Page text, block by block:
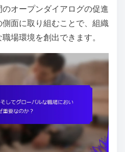
オープンダイアログの促進
面に取り組むことで、組織
場環境を創出できます。